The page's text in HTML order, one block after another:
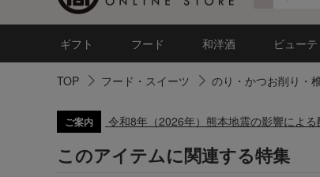
ギフト フード 和洋酒 ビュー
TOP フード・スイーツ のり・かつお削り・
ご案内 令和8年（2026年）熊本地震の影響によ
このアイテムに関連する特集